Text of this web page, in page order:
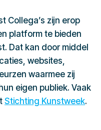
Collega’s zijn erop
platform te bieden
Dat kan door middel
websites,
waarmee zij
eigen publiek. Vaak
Stichting Kunstweek.